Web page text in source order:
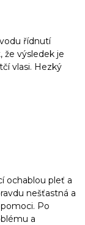
řídnutí
že výsledek je
vlasi. Hezký
ochablou pleť a
nešťastná a
Po
a